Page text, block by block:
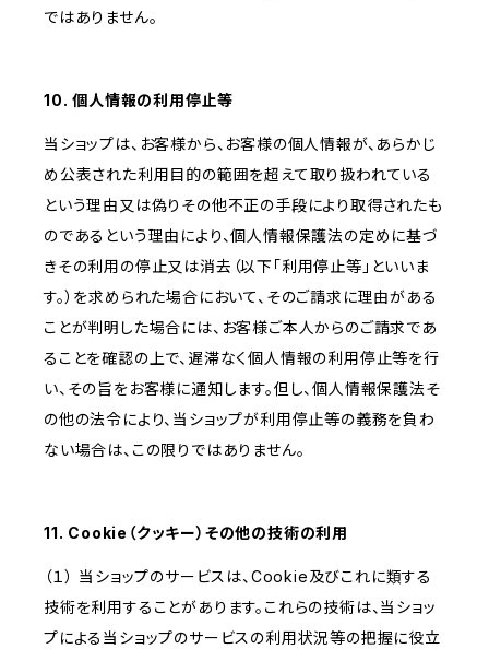
ではありません。
10. 個人情報の利用停止等
当ショップは、お客様から、お客様の個人情報が、あらかじ
め公表された利用目的の範囲を超えて取り扱われている
という理由又は偽りその他不正の手段により取得されたも
のであるという理由により、個人情報保護法の定めに基づ
きその利用の停止又は消去（以下「利用停止等」といいま
す。）を求められた場合において、そのご請求に理由がある
ことが判明した場合には、お客様ご本人からのご請求であ
ることを確認の上で、遅滞なく個人情報の利用停止等を行
い、その旨をお客様に通知します。但し、個人情報保護法そ
の他の法令により、当ショップが利用停止等の義務を負わ
ない場合は、この限りではありません。
11. Cookie（クッキー）その他の技術の利用
（１） 当ショップのサービスは、Cookie及びこれに類する
技術を利用することがあります。これらの技術は、当ショッ
プによる当ショップのサービスの利用状況等の把握に役立